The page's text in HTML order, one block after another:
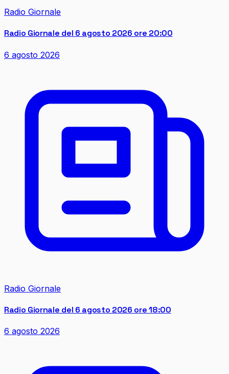
Radio Giornale
Radio Giornale del 6 agosto 2026 ore 20:00
6 agosto 2026
Radio Giornale
Radio Giornale del 6 agosto 2026 ore 18:00
6 agosto 2026